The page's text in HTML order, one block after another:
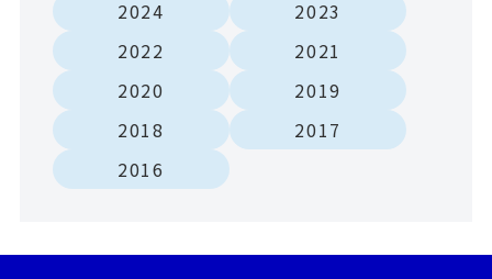
2024
2023
2022
2021
2020
2019
2018
2017
2016